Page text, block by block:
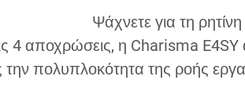
Ψάχνετε για τη
4 αποχρώσεις, η Charisma E4SY
την πολυπλοκότητα της ροής